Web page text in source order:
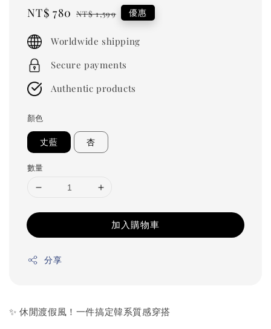
Sale
NT$ 780 Regular
NT$ 1,599 優惠
Worldwide shipping
Secure payments
Authentic products
顏色
丈藍 杏
數量
加入購物車
分享
✨ 休閒渡假風！一件搞定韓系質感穿搭